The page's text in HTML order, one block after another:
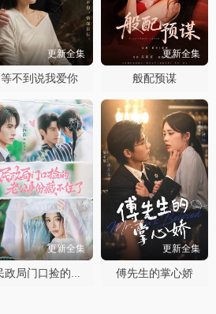
更新全集
等不到说我爱你
更新全集
般配预谋
更新全集
民政局门口捡的老公身份藏不住了
更新全集
傅先生的掌心娇